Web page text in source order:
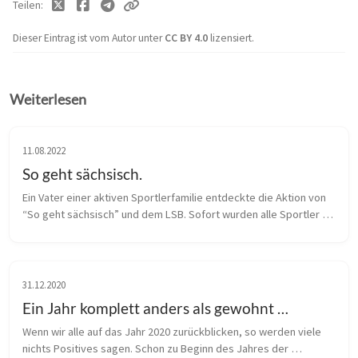
Dieser Eintrag ist vom Autor unterCC BY 4.0lizensiert.
Teilen
Weiterlesen
11.08.2022
So geht sächsisch.
Ein Vater einer aktiven Sportlerfamilie entdeckte die Aktion von
“So geht sächsisch” und dem LSB. Sofort wurden alle Sportler
31.12.2020
Ein Jahr komplett anders als gewohnt …
Wenn wir alle auf das Jahr 2020 zurückblicken, so werden viele
nichts Positives sagen. Schon zu Beginn des Jahres der